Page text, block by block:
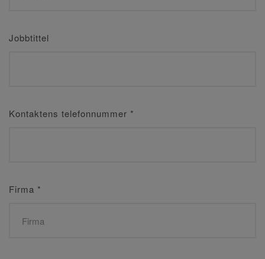
Jobbtittel
Kontaktens telefonnummer *
Firma *